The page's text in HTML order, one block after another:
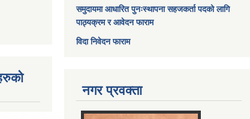
समुदायमा आधारित पुनःस्थापना सहजकर्ता पदको लागि
पाठ्यक्रम र आवेदन फाराम
विदा निवेदन फाराम
नगर प्रवक्ता